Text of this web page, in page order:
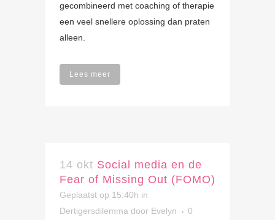
gecombineerd met coaching of therapie
een veel snellere oplossing dan praten
alleen.
Lees meer
14 okt Social media en de
Fear of Missing Out (FOMO)
Geplaatst op 15:40h in
Dertigersdilemma door Evelyn 0